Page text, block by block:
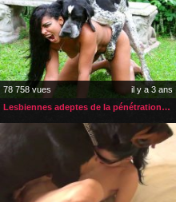
78 758 vues
il y a 3 ans
Lesbiennes adeptes de la pénétration anale zoophile